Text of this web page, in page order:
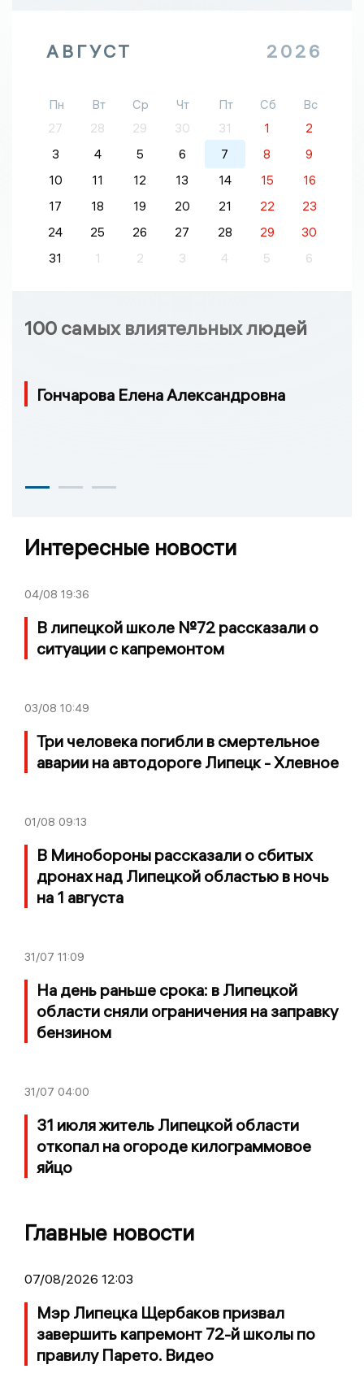
АВГУСТ 2026
Пн Вт Ср Чт Пт Сб
Вс
27
28 29 30 31 1
2
3
4 5 6 7 8
9
10
11 12 13 14 15
16
17
18 19 20 21 22
23
24
25 26 27 28 29
30
31
1 2 3 4 5 6
100 самых влиятельных людей
Гончарова Елена Александровна
Интересные новости
04/08 19:36
В липецкой школе №72 рассказали о
ситуации с капремонтом
03/08 10:49
Три человека погибли в смертельное
аварии на автодороге Липецк - Хлевное
01/08 09:13
В Минобороны рассказали о сбитых
дронах над Липецкой областью в ночь
на 1 августа
31/07 11:09
На день раньше срока: в Липецкой
области сняли ограничения на заправку
бензином
31/07 04:00
31 июля житель Липецкой области
откопал на огороде килограммовое
яйцо
Главные новости
07/08/2026 12:03
Мэр Липецка Щербаков призвал
завершить капремонт 72-й школы по
правилу Парето. Видео